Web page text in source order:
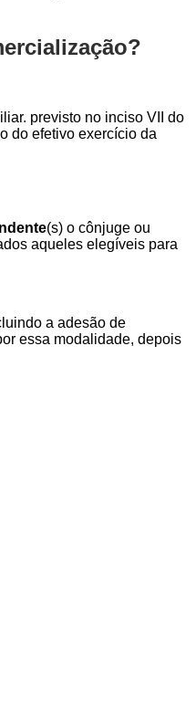
previsto no inciso VII do
do efetivo exercício da
(s) o cônjuge ou
aqueles elegíveis para
a adesão de
essa modalidade, depois